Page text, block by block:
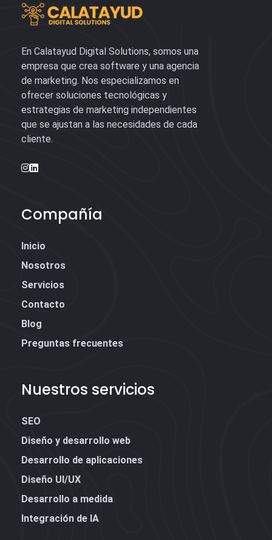
En Calatayud Digital Solutions, somos una
empresa que crea software y una agencia
de marketing. Nos especializamos en
ofrecer soluciones tecnológicas y
estrategias de marketing independientes
que se ajustan a las necesidades de cada
cliente.
Compañía
Inicio
Nosotros
Servicios
Contacto
Blog
Preguntas frecuentes
Nuestros servicios
SEO
Diseño y desarrollo web
Desarrollo de aplicaciones
Diseño UI/UX
Desarrollo a medida
Integración de IA